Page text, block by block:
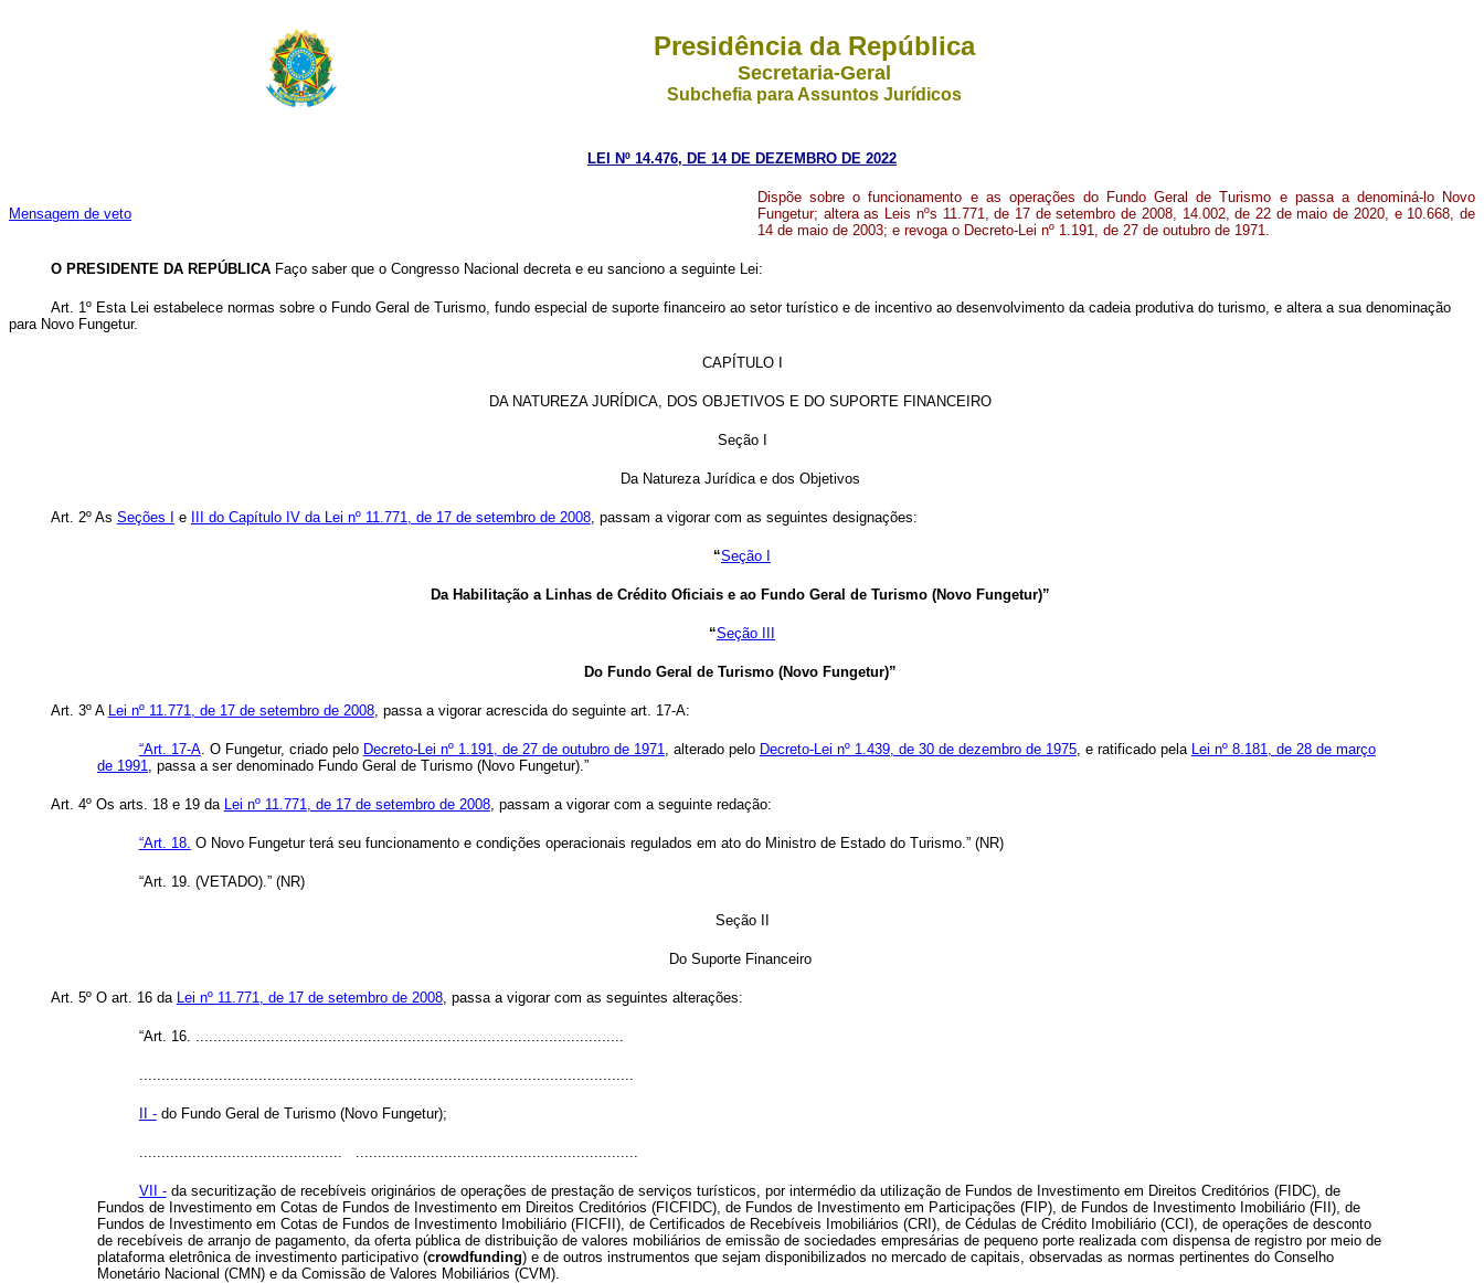
Presidência da República
Secretaria-Geral
Subchefia para Assuntos Jurídicos
LEI Nº 14.476, DE 14 DE DEZEMBRO DE 2022
Mensagem de veto
Dispõe sobre o funcionamento e as operações do Fundo Geral de Turismo e passa a denominá-lo Novo
Fungetur; altera as Leis nºs 11.771, de 17 de setembro de 2008, 14.002, de 22 de maio de 2020, e 10.668, de
14 de maio de 2003; e revoga o Decreto-Lei nº 1.191, de 27 de outubro de 1971.
O PRESIDENTE DA REPÚBLICAFaço saber que o Congresso Nacional decreta e eu sanciono a seguinte Lei:
Art. 1º Esta Lei estabelece normas sobre o Fundo Geral de Turismo, fundo especial de suporte financeiro ao setor turístico e de incentivo ao desenvolvimento da cadeia produtiva do turismo, e altera a sua denominação
para Novo Fungetur.
CAPÍTULO I
DA NATUREZA JURÍDICA, DOS OBJETIVOS E DO SUPORTE FINANCEIRO
Seção I
Da Natureza Jurídica e dos Objetivos
Art. 2º As Seções I e III do Capítulo IV da Lei nº 11.771, de 17 de setembro de 2008, passam a vigorar com as seguintes designações:
“Seção I
Da Habilitação a Linhas de Crédito Oficiais e ao Fundo Geral de Turismo (Novo Fungetur)”
“Seção III
Do Fundo Geral de Turismo (Novo Fungetur)”
Art. 3º A Lei nº 11.771, de 17 de setembro de 2008, passa a vigorar acrescida do seguinte art. 17-A:
“Art. 17-A. O Fungetur, criado pelo Decreto-Lei nº 1.191, de 27 de outubro de 1971, alterado pelo Decreto-Lei nº 1.439, de 30 de dezembro de 1975, e ratificado pela Lei nº 8.181, de 28 de março
de 1991, passa a ser denominado Fundo Geral de Turismo (Novo Fungetur).”
Art. 4º Os arts. 18 e 19 da Lei nº 11.771, de 17 de setembro de 2008, passam a vigorar com a seguinte redação:
“Art. 18. O Novo Fungetur terá seu funcionamento e condições operacionais regulados em ato do Ministro de Estado do Turismo.” (NR)
“Art. 19. (VETADO).” (NR)
Seção II
Do Suporte Financeiro
Art. 5º O art. 16 da Lei nº 11.771, de 17 de setembro de 2008, passa a vigorar com as seguintes alterações:
“Art. 16. .................................................................................................
................................................................................................................
II -do Fundo Geral de Turismo (Novo Fungetur);
.............................................. ................................................................
VII -da securitização de recebíveis originários de operações de prestação de serviços turísticos, por intermédio da utilização de Fundos de Investimento em Direitos Creditórios (FIDC), de
Fundos de Investimento em Cotas de Fundos de Investimento em Direitos Creditórios (FICFIDC), de Fundos de Investimento em Participações (FIP), de Fundos de Investimento Imobiliário (FII), de
Fundos de Investimento em Cotas de Fundos de Investimento Imobiliário (FICFII), de Certificados de Recebíveis Imobiliários (CRI), de Cédulas de Crédito Imobiliário (CCI), de operações de desconto
de recebíveis de arranjo de pagamento, da oferta pública de distribuição de valores mobiliários de emissão de sociedades empresárias de pequeno porte realizada com dispensa de registro por meio de
plataforma eletrônica de investimento participativo (crowdfunding) e de outros instrumentos que sejam disponibilizados no mercado de capitais, observadas as normas pertinentes do Conselho
Monetário Nacional (CMN) e da Comissão de Valores Mobiliários (CVM).